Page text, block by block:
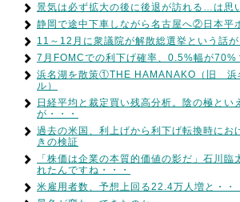
景気は必ず拡大の後に後退が訪れる…は思
静岡で途中下車しながら名古屋へ②日本平
11～12月に衆議院が解散総選挙という話が
7月FOMCでの利下げ確率、0.5%幅が70%
浜名湖を散策①THE HAMANAKO（旧 浜
ル）
日経平均と裁定買い残高分析。陰の極とい
が・・・
過去の米国、利上げから利下げ転換時にお
きの検証
「株価は企業の本質的価値の影だ」石川臨
れたんですね・・・
米雇用者数、予想上回る22.4万人増と・・